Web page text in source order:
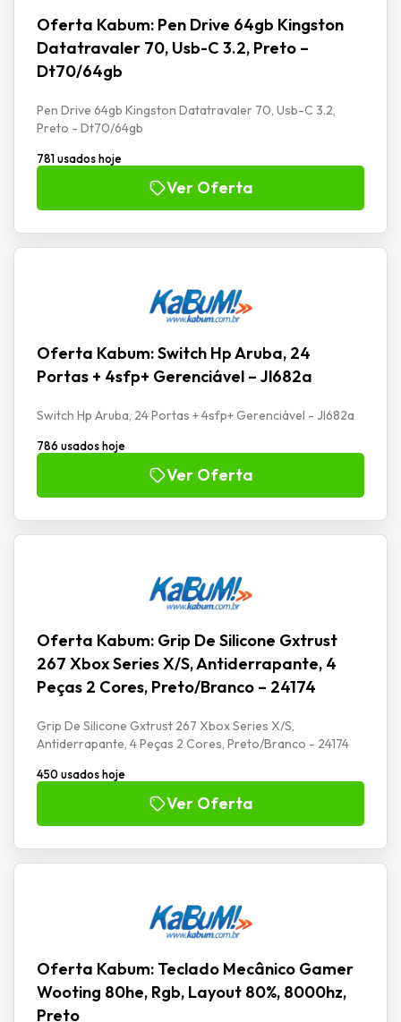
Oferta Kabum: Pen Drive 64gb Kingston
Datatravaler 70, Usb-C 3.2, Preto –
Dt70/64gb
Pen Drive 64gb Kingston Datatravaler 70, Usb-C 3.2,
Preto - Dt70/64gb
781 usados hoje
Ver Oferta
Oferta Kabum: Switch Hp Aruba, 24
Portas + 4sfp+ Gerenciável – Jl682a
Switch Hp Aruba, 24 Portas + 4sfp+ Gerenciável - Jl682a
786 usados hoje
Ver Oferta
Oferta Kabum: Grip De Silicone Gxtrust
267 Xbox Series X/S, Antiderrapante, 4
Peças 2 Cores, Preto/Branco – 24174
Grip De Silicone Gxtrust 267 Xbox Series X/S,
Antiderrapante, 4 Peças 2 Cores, Preto/Branco - 24174
450 usados hoje
Ver Oferta
Oferta Kabum: Teclado Mecânico Gamer
Wooting 80he, Rgb, Layout 80%, 8000hz,
Preto